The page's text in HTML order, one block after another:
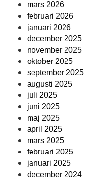
mars 2026
februari 2026
januari 2026
december 2025
november 2025
oktober 2025
september 2025
augusti 2025
juli 2025
juni 2025
maj 2025
april 2025
mars 2025
februari 2025
januari 2025
december 2024